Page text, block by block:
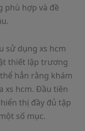
phù hợp và đề
sử dụng xs hcm
thiết lập trương
hẳn rằng khám
xs hcm. Đầu tiên
thị đầy đủ tập
số mục.